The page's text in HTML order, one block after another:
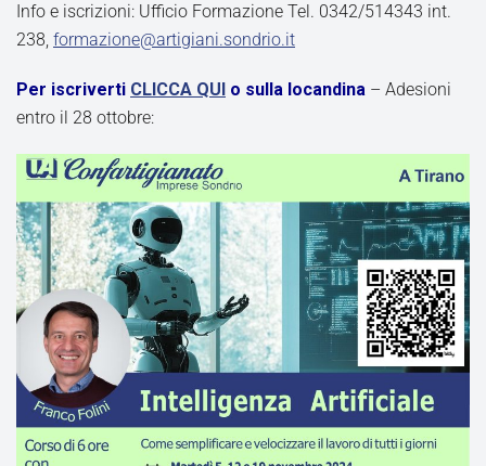
Info e iscrizioni: Ufficio Formazione Tel. 0342/514343 int.
238, formazione@artigiani.sondrio.it
Per iscriverti CLICCA QUI o sulla locandina – Adesioni
entro il 28 ottobre: